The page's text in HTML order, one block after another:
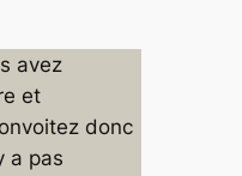
avez
et
donc
a pas